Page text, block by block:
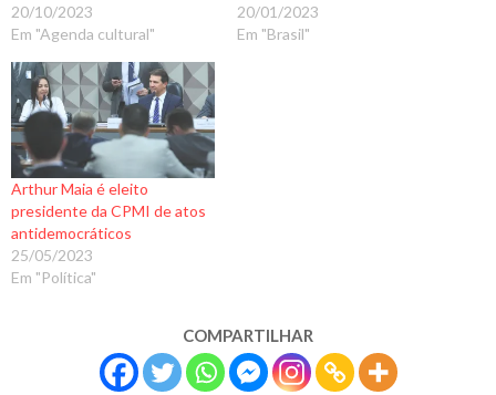
20/10/2023
Em "Agenda cultural"
20/01/2023
Em "Brasil"
Arthur Maia é eleito
presidente da CPMI de atos
antidemocráticos
25/05/2023
Em "Política"
COMPARTILHAR